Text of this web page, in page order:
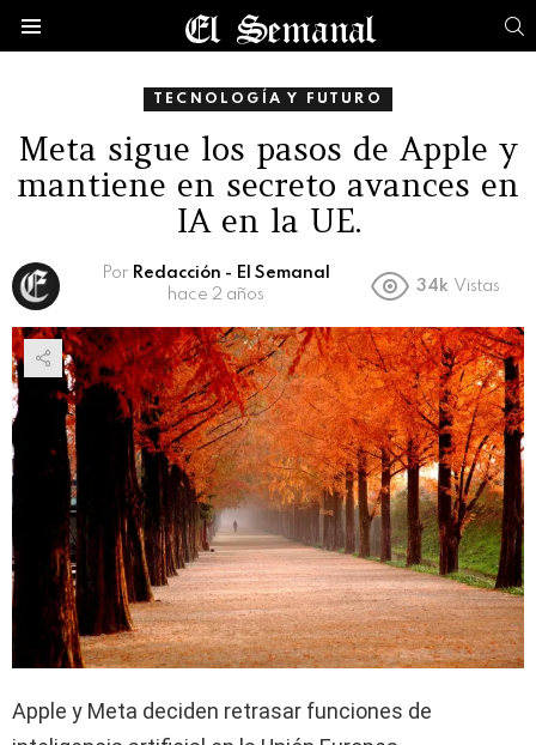
TECNOLOGÍA Y FUTURO
Meta sigue los pasos de Apple y
mantiene en secreto avances en
IA en la UE.
Por Redacción - El Semanal
hace 2 años
34k Vistas
Apple y Meta deciden retrasar funciones de